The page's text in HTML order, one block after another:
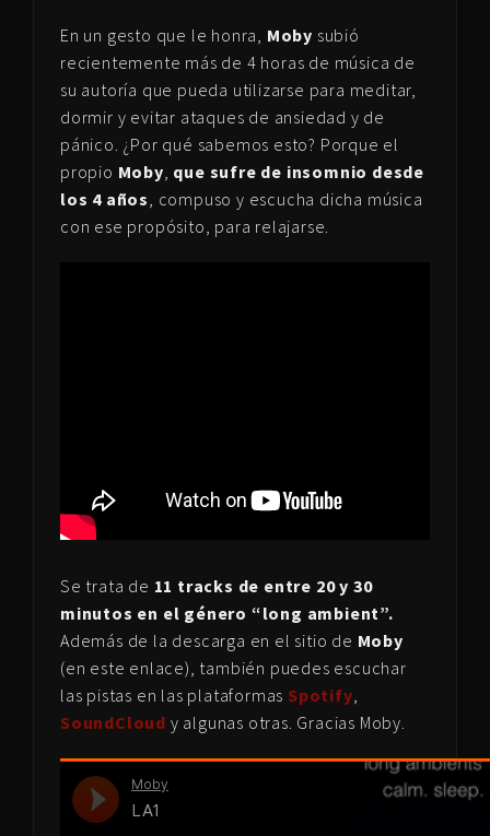
En un gesto que le honra, Moby subió
recientemente más de 4 horas de música de
su autoría que pueda utilizarse para meditar,
dormir y evitar ataques de ansiedad y de
pánico. ¿Por qué sabemos esto? Porque el
propio Moby, que sufre de insomnio desde
los 4 años, compuso y escucha dicha música
con ese propósito, para relajarse.
Se trata de 11 tracks de entre 20 y 30
minutos en el género “long ambient”.
Además de la descarga en el sitio de Moby
(en este enlace), también puedes escuchar
las pistas en las plataformas Spotify
SoundCloud y algunas otras. Gracias Moby.